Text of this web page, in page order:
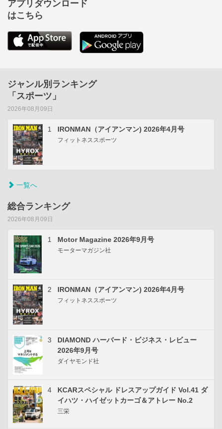
アプリダウンロード
はこちら
ジャンル別ランキング
「スポーツ」
2026年08月09日
1 IRONMAN（アイアンマン) 2026年4月号
フィットネススポーツ
一覧へ
総合ランキング
2026年08月09日
1 Motor Magazine 2026年9月号
モーターマガジン社
2 IRONMAN（アイアンマン) 2026年4月号
フィットネススポーツ
3
DIAMOND ハーバード・ビジネス・レビュー
2026年9月号
ダイヤモンド社
4
KCARスペシャル ドレスアップガイド Vol.41 ダ
イハツ・ハイゼットカーゴ＆アトレー No.2
三栄